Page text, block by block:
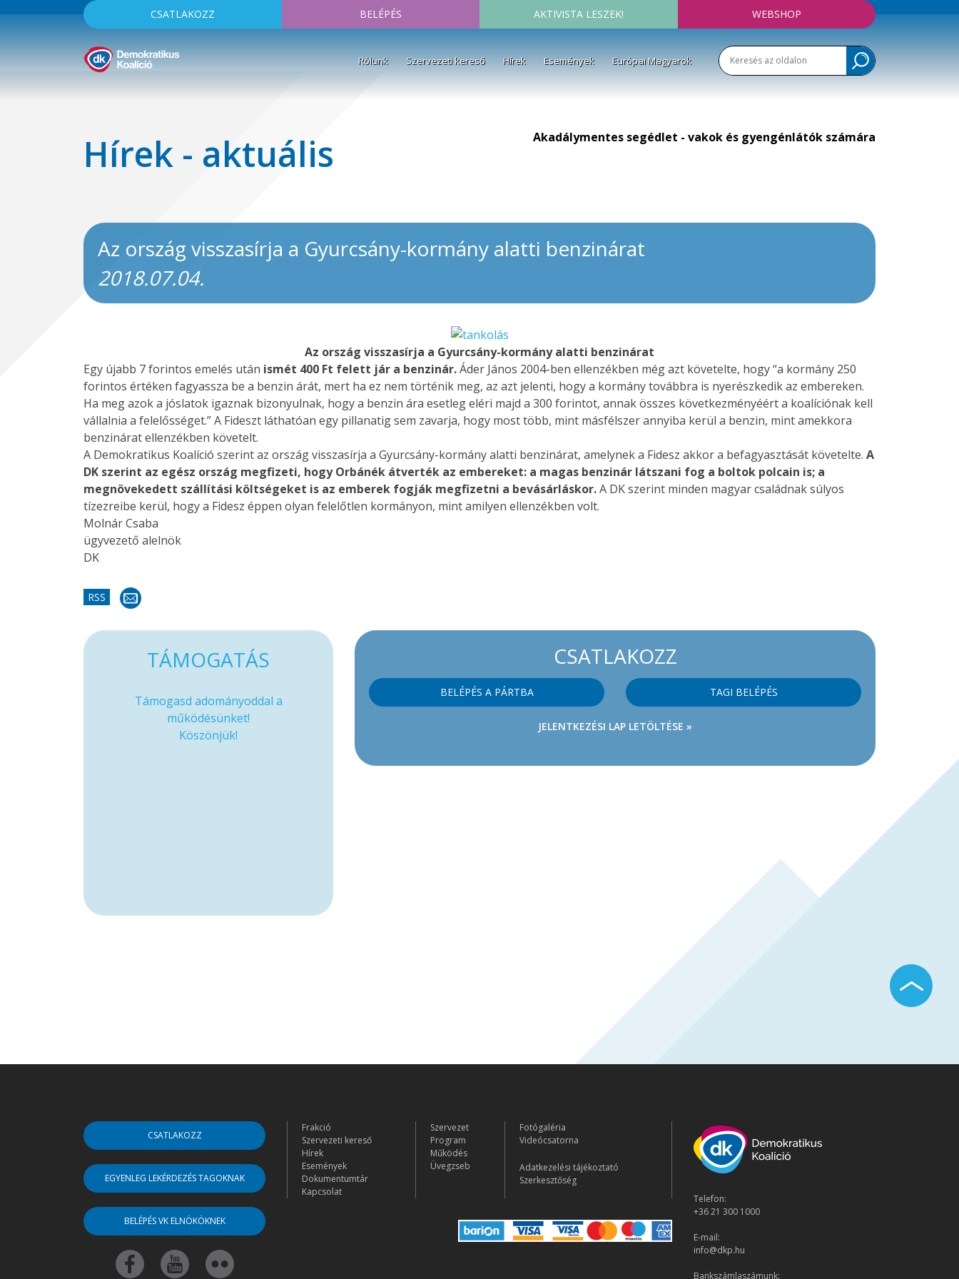
CSATLAKOZZ BELÉPÉS AKTIVISTA LESZEK! WEBSHOP
Rólunk Szervezeti kereső Hírek Események Európai Magyarok
Hírek - aktuális Akadálymentes segédlet - vakok és gyengénlátók számára
Az ország visszasírja a Gyurcsány-kormány alatti benzinárat
2018.07.04.
Az ország visszasírja a Gyurcsány-kormány alatti benzinárat
Egy újabb 7 forintos emelés után ismét 400 Ft felett jár a benzinár.Áder János 2004-ben ellenzékben még azt követelte, hogy “a kormány 250
forintos értéken fagyassza be a benzin árát, mert ha ez nem történik meg, az azt jelenti, hogy a kormány továbbra is nyerészkedik az embereken.
Ha meg azok a jóslatok igaznak bizonyulnak, hogy a benzin ára esetleg eléri majd a 300 forintot, annak összes következményéért a koalíciónak kell
vállalnia a felelősséget.” A Fideszt láthatóan egy pillanatig sem zavarja, hogy most több, mint másfélszer annyiba kerül a benzin, mint amekkora
benzinárat ellenzékben követelt.
A Demokratikus Koalíció szerint az ország visszasírja a Gyurcsány-kormány alatti benzinárat, amelynek a Fidesz akkor a befagyasztását követelte. A
DK szerint az egész ország megfizeti, hogy Orbánék átverték az embereket: a magas benzinár látszani fog a boltok polcain is; a
megnövekedett szállítási költségeket is az emberek fogják megfizetni a bevásárláskor.A DK szerint minden magyar családnak súlyos
tízezreibe kerül, hogy a Fidesz éppen olyan felelőtlen kormányon, mint amilyen ellenzékben volt.
Molnár Csaba
ügyvezető alelnök
DK
RSS
CSATLAKOZZ
BELÉPÉS A PÁRTBA TAGI BELÉPÉS
JELENTKEZÉSI LAP LETÖLTÉSE »
TÁMOGATÁS
Támogasd adományoddal a
működésünket!
Köszönjük!
CSATLAKOZZ
EGYENLEG LEKÉRDEZÉS TAGOKNAK
BELÉPÉS VK ELNÖKÖKNEK
Frakció
Szervezeti kereső
Hírek
Események
Dokumentumtár
Kapcsolat
Szervezet
Program
Működés
Üvegzseb
Fotógaléria
Videócsatorna
Adatkezelési tájékoztató
Szerkesztőség
Telefon:
+36 21 300 1000
E-mail:
info@dkp.hu
Bankszámlaszámunk: